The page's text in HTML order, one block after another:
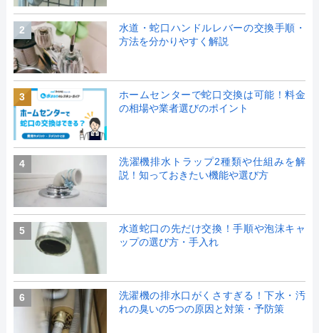
2
水道・蛇口ハンドルレバーの交換手順・
方法を分かりやすく解説
3
ホームセンターで蛇口交換は可能！料金
の相場や業者選びのポイント
4
洗濯機排水トラップ2種類や仕組みを解
説！知っておきたい機能や選び方
5
水道蛇口の先だけ交換！手順や泡沫キャ
ップの選び方・手入れ
6
洗濯機の排水口がくさすぎる！下水・汚
れの臭いの5つの原因と対策・予防策